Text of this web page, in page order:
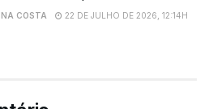
COSTA
22 DE JULHO DE 2026, 12:14H